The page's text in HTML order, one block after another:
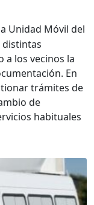
Unidad Móvil del
a los vecinos la
En
trámites de
de
habituales